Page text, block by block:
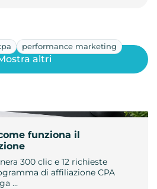
performance marketing
funziona il
300 clic e 12 richieste
di affiliazione CPA
…
altri